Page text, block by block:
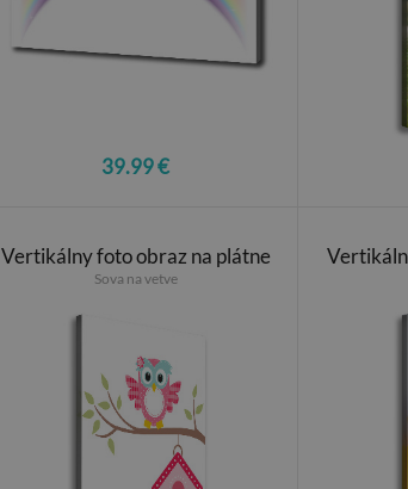
39.99 €
Vertikálny foto obraz na plátne
Sova na vetve